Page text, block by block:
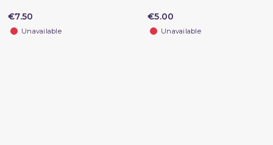
€7.50
Unavailable
€5.00
Unavailable